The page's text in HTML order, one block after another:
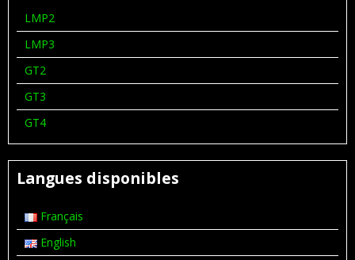
LMP2
LMP3
GT2
GT3
GT4
Langues disponibles
Français
English